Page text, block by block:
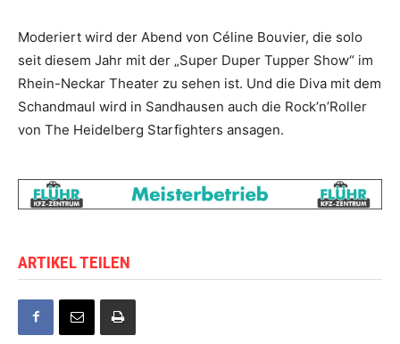
Moderiert wird der Abend von Céline Bouvier, die solo
seit diesem Jahr mit der „Super Duper Tupper Show“ im
Rhein-Neckar Theater zu sehen ist. Und die Diva mit dem
Schandmaul wird in Sandhausen auch die Rock’n’Roller
von The Heidelberg Starfighters ansagen.
ARTIKEL TEILEN